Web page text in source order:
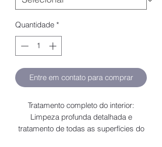
Quantidade *
Entre em contato para comprar
Tratamento completo do interior:
Limpeza profunda detalhada e
tratamento de todas as superfícies do